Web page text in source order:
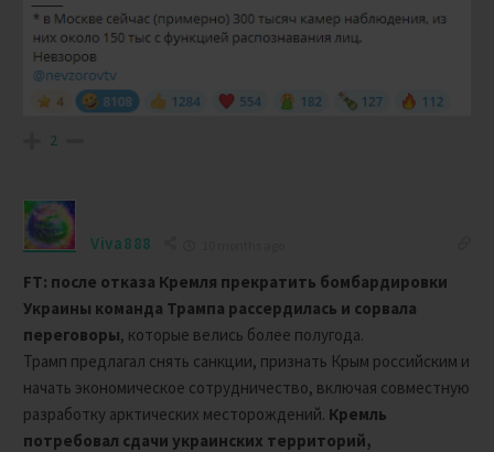
2
Viva888
FT: после отказа Кремля прекратить бомбaрдировки
Украины команда Трампа рассердилась и сорвала
переговоры, которые велись более полугода.
Трамп предлагал снять санкции, признать Крым российским и
начать экономическое сотрудничество, включая совместную
разработку арктических месторождений. Кремль
потребовал сдачи украинских территорий,